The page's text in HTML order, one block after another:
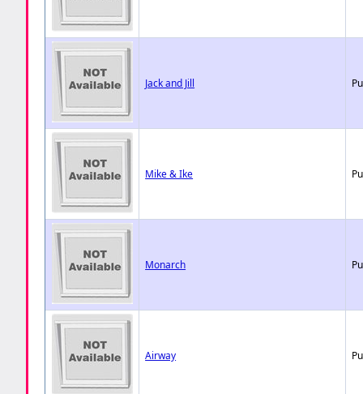
Jack and Jill
Mike & Ike
Monarch
Airway